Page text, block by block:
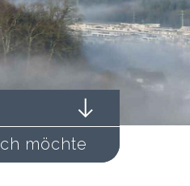
möchte